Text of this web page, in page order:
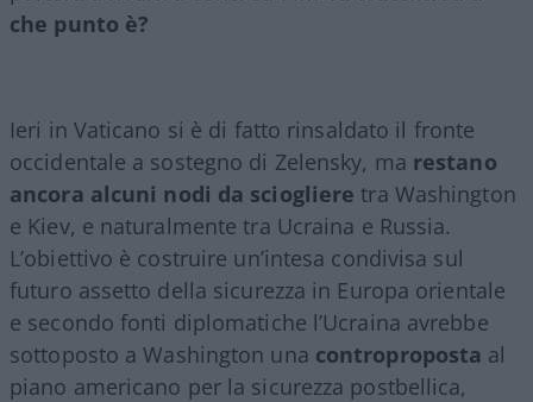
che punto è?
Ieri in Vaticano si è di fatto rinsaldato il fronte
occidentale a sostegno di Zelensky, ma restano
ancora alcuni nodi da sciogliere tra Washington
e Kiev, e naturalmente tra Ucraina e Russia.
L’obiettivo è costruire un’intesa condivisa sul
futuro assetto della sicurezza in Europa orientale
e secondo fonti diplomatiche l’Ucraina avrebbe
sottoposto a Washington una controproposta al
piano americano per la sicurezza postbellica,